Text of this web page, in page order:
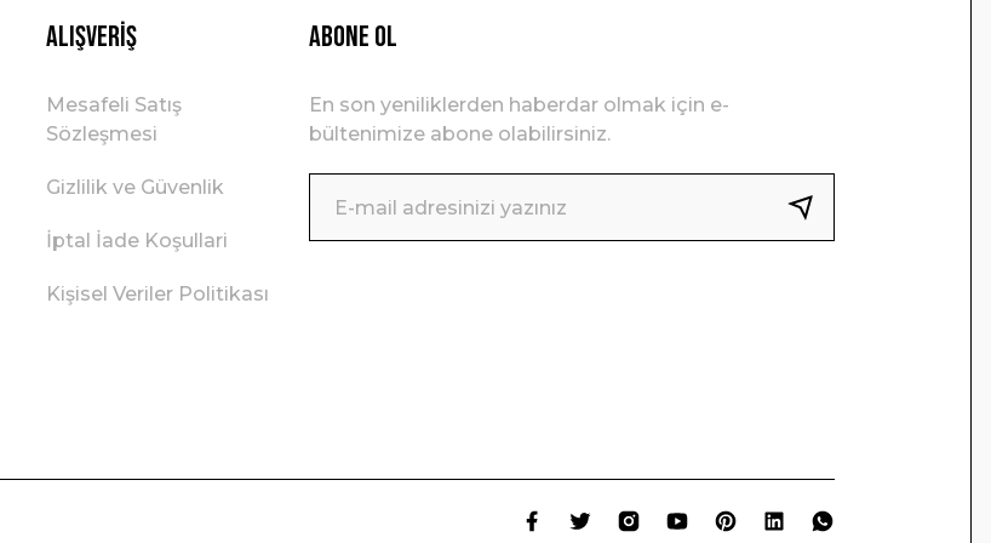
Alışveriş
Mesafeli Satış
Sözleşmesi
Gizlilik ve Güvenlik
İptal İade Koşullari
Kişisel Veriler Politikası
ABONE OL
En son yeniliklerden haberdar olmak için e-
bültenimize abone olabilirsiniz.